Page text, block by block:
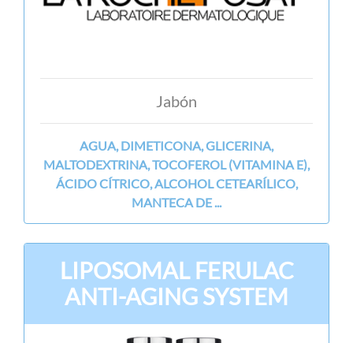
Jabón
AGUA, DIMETICONA, GLICERINA,
MALTODEXTRINA, TOCOFEROL (VITAMINA E),
ÁCIDO CÍTRICO, ALCOHOL CETEARÍLICO,
MANTECA DE ...
LIPOSOMAL FERULAC
ANTI-AGING SYSTEM